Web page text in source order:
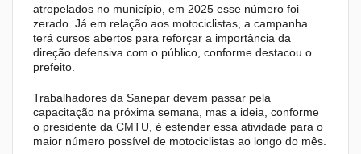
atropelados no município, em 2025 esse número foi
zerado. Já em relação aos motociclistas, a campanha
terá cursos abertos para reforçar a importância da
direção defensiva com o público, conforme destacou o
prefeito.
Trabalhadores da Sanepar devem passar pela
capacitação na próxima semana, mas a ideia, conforme
o presidente da CMTU, é estender essa atividade para o
maior número possível de motociclistas ao longo do mês.